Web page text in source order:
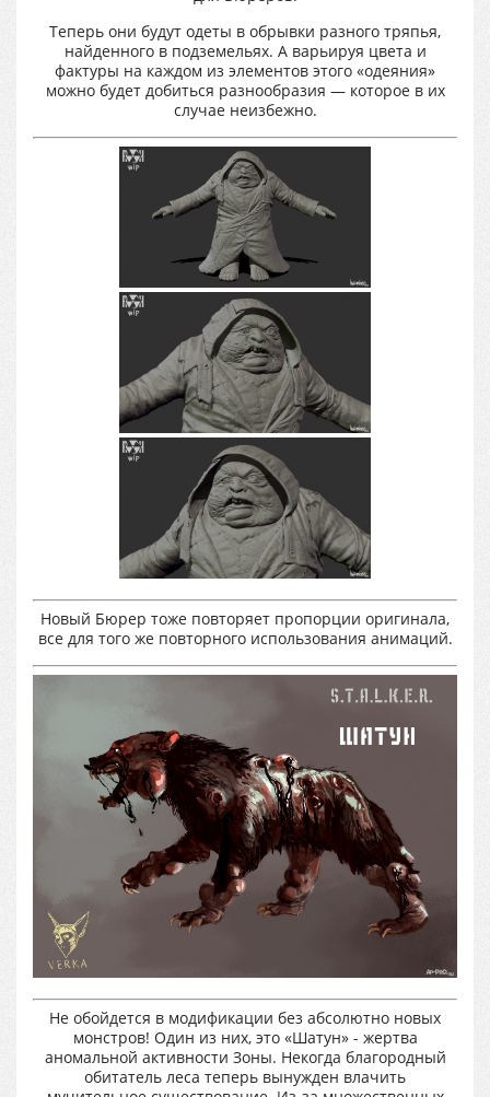
Теперь они будут одеты в обрывки разного тряпья,
найденного в подземельях. А варьируя цвета и
фактуры на каждом из элементов этого «одеяния»
можно будет добиться разнообразия — которое в их
случае неизбежно.
Новый Бюрер тоже повторяет пропорции оригинала,
все для того же повторного использования анимаций.
Не обойдется в модификации без абсолютно новых
монстров! Один из них, это «Шатун» - жертва
аномальной активности Зоны. Некогда благородный
обитатель леса теперь вынужден влачить